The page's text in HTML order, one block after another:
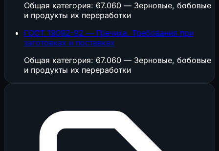
Общая категория: 67.060 — Зерновые, бобовые
и продукты их переработки
ГОСТ 19092-92 — Гречиха. Требования при
заготовках и поставках
Общая категория: 67.060 — Зерновые, бобовые
и продукты их переработки